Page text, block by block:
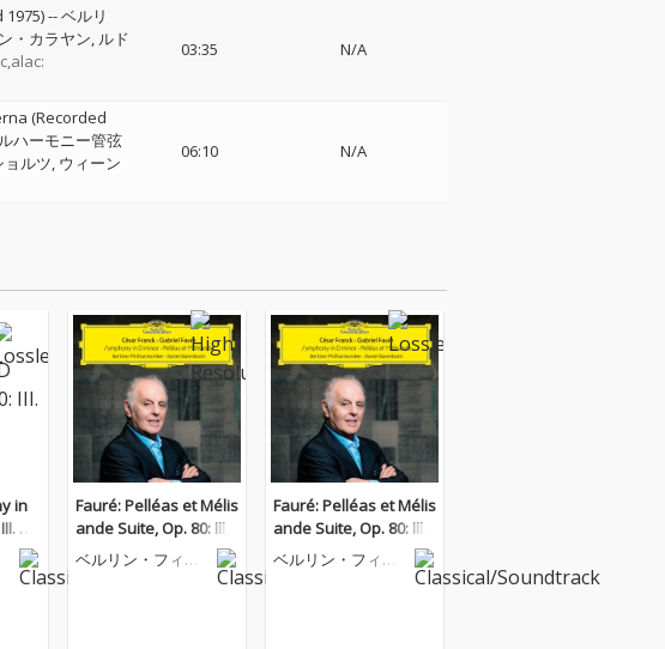
1975)--ベルリ
・カラヤン ルド
03:35 N/A
(Recorded
ハーモニー管弦
ョルツ ウィーン
06:10 N/A
in
All
Fauré: Pelléas et Mélis
ande Suite, Op. 80: III.
Sicilienne. Allegretto m
olto moderato
ベルリン・フィル
Fauré: Pelléas et Mélis
ande Suite, Op. 80: III.
Sicilienne. Allegretto m
olto moderato
ベルリン・フィル